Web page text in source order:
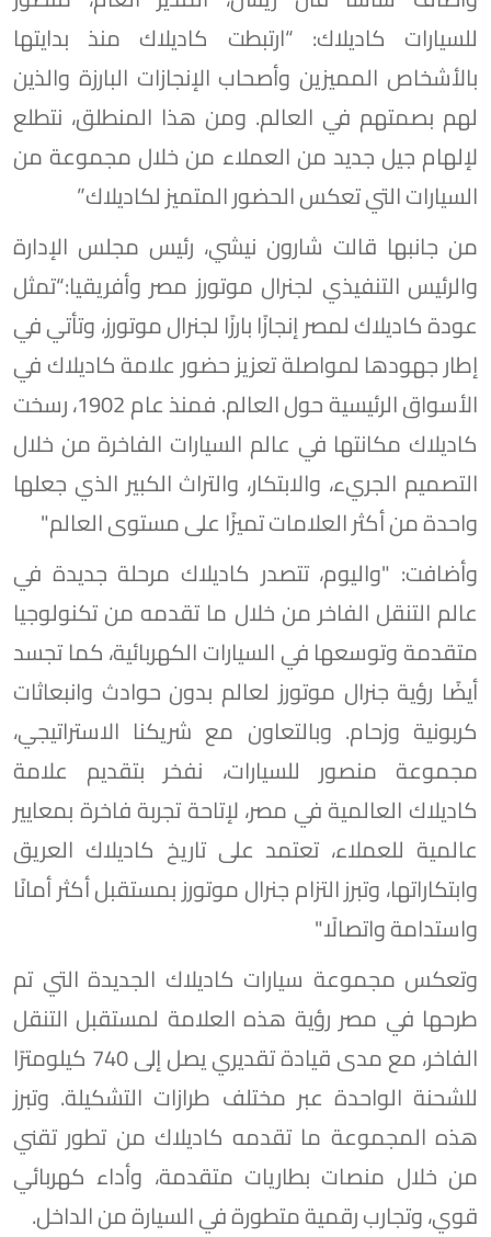
للسيارات كاديلاك: “ارتبطت كاديلاك منذ بدايتها
بالأشخاص المميزين وأصحاب الإنجازات البارزة والذين
لهم بصمتهم في العالم. ومن هذا المنطلق، نتطلع
لإلهام جيل جديد من العملاء من خلال مجموعة من
السيارات التي تعكس الحضور المتميز لكاديلاك”
من جانبها قالت شارون نيشي، رئيس مجلس الإدارة
والرئيس التنفيذي لجنرال موتورز مصر وأفريقيا:“تمثل
عودة كاديلاك لمصر إنجازًا بارزًا لجنرال موتورز، وتأتي في
إطار جهودها لمواصلة تعزيز حضور علامة كاديلاك في
الأسواق الرئيسية حول العالم. فمنذ عام 1902، رسخت
كاديلاك مكانتها في عالم السيارات الفاخرة من خلال
التصميم الجريء، والابتكار، والتراث الكبير الذي جعلها
واحدة من أكثر العلامات تميزًا على مستوى العالم"
وأضافت: "واليوم، تتصدر كاديلاك مرحلة جديدة في
عالم التنقل الفاخر من خلال ما تقدمه من تكنولوجيا
متقدمة وتوسعها في السيارات الكهربائية، كما تجسد
أيضًا رؤية جنرال موتورز لعالم بدون حوادث وانبعاثات
كربونية وزحام. وبالتعاون مع شريكنا الاستراتيجي،
مجموعة منصور للسيارات، نفخر بتقديم علامة
كاديلاك العالمية في مصر، لإتاحة تجربة فاخرة بمعايير
عالمية للعملاء، تعتمد على تاريخ كاديلاك العريق
وابتكاراتها، وتبرز التزام جنرال موتورز بمستقبل أكثر أمانًا
واستدامة واتصالًا"
وتعكس مجموعة سيارات كاديلاك الجديدة التي تم
طرحها في مصر رؤية هذه العلامة لمستقبل التنقل
الفاخر، مع مدى قيادة تقديري يصل إلى 740 كيلومترًا
للشحنة الواحدة عبر مختلف طرازات التشكيلة. وتبرز
هذه المجموعة ما تقدمه كاديلاك من تطور تقني
من خلال منصات بطاريات متقدمة، وأداء كهربائي
قوي، وتجارب رقمية متطورة في السيارة من الداخل.